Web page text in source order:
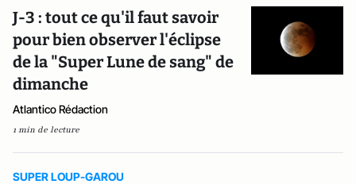
J-3 : tout ce qu'il faut savoir
pour bien observer l'éclipse
de la "Super Lune de sang" de
dimanche
Atlantico Rédaction
1 min de lecture
SUPER LOUP-GAROU